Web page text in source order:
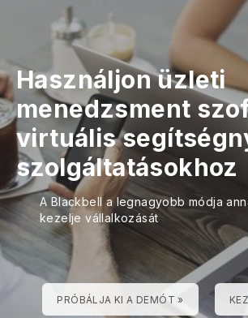
Használjon üzleti
menedzsment
virtuális
szolgáltatásokhoz
A Blackbell a legnagyobb módja
kezelje vállalkozását
PRÓBÁLJA KI A DEMÓT »